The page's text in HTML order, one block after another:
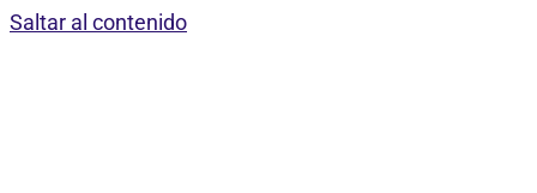
Saltar al contenido